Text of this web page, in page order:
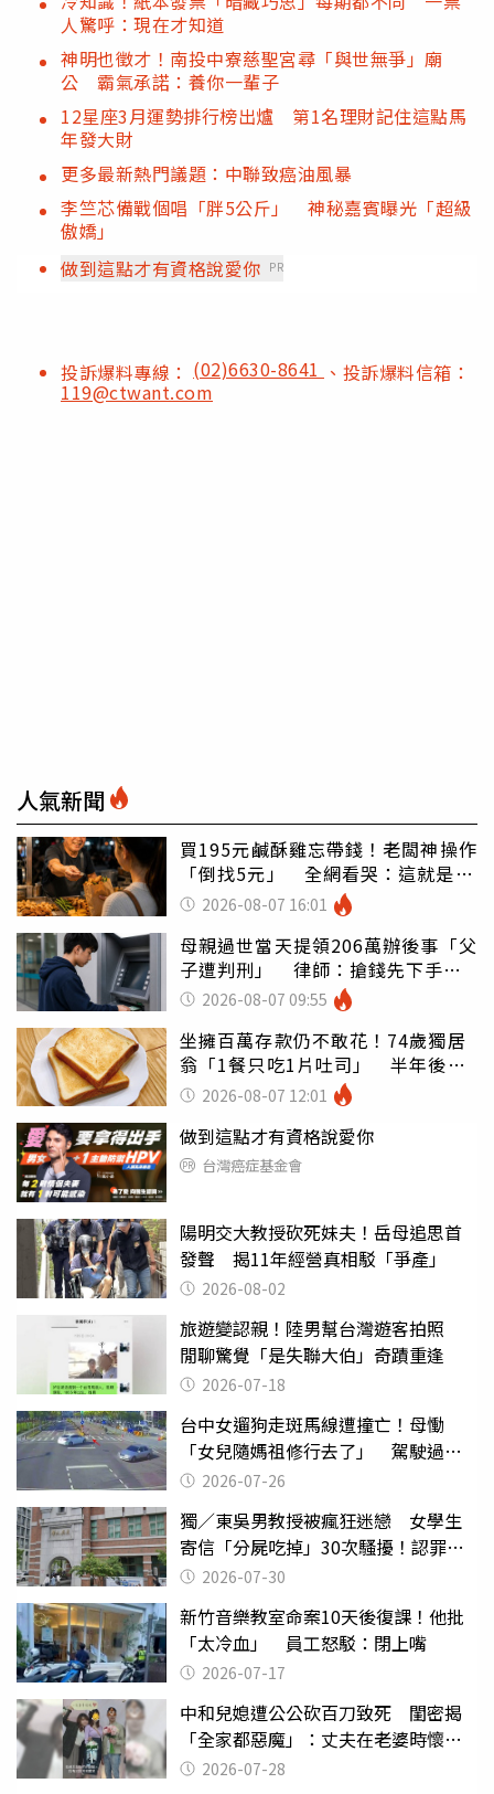
人驚呼：現在才知道
神明也徵才！南投中寮慈聖宮尋「與世無爭」廟
公 霸氣承諾：養你一輩子
12星座3月運勢排行榜出爐 第1名理財記住這點馬
年發大財
更多最新熱門議題：中聯致癌油風暴
李竺芯備戰個唱「胖5公斤」 神秘嘉賓曝光「超級
傲嬌」
做到這點才有資格說愛你 PR
投訴爆料專線： (02)6630-8641 、投訴爆料信箱：
119@ctwant.com
人氣新聞
買195元鹹酥雞忘帶錢！老闆神操作
「倒找5元」 全網看哭：這就是台
灣 2026-08-07 16:01
母親過世當天提領206萬辦後事「父
子遭判刑」 律師：搶錢先下手是
罪 2026-08-07 09:55
坐擁百萬存款仍不敢花！74歲獨居
翁「1餐只吃1片吐司」 半年後暴
瘦嚇壞女兒
2026-08-07 12:01
做到這點才有資格說愛你
台灣癌症基金會
陽明交大教授砍死妹夫！岳母追思首
發聲 揭11年經營真相駁「爭產」
2026-08-02
旅遊變認親！陸男幫台灣遊客拍照
閒聊驚覺「是失聯大伯」奇蹟重逢
2026-07-18
台中女遛狗走斑馬線遭撞亡！母慟
「女兒隨媽祖修行去了」 駕駛過失
致死判9月
2026-07-26
獨／東吳男教授被瘋狂迷戀 女學生
寄信「分屍吃掉」30次騷擾！認罪免
關 2026-07-30
新竹音樂教室命案10天後復課！他批
「太冷血」 員工怒駁：閉上嘴
2026-07-17
中和兒媳遭公公砍百刀致死 閨密揭
「全家都惡魔」：丈夫在老婆時懷孕
摔東西
2026-07-28